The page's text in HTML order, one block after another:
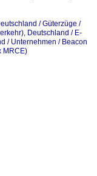
/ Güterzüge /
Deutschland / E-
/ Unternehmen / Beacon
MRCE)